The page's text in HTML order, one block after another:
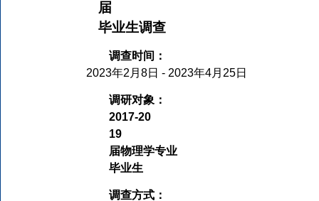
届
毕业生调查
调查时间：
2023年2 月8日- 2023年4月 25日
调研对象：
2017-20
19
届物理学专业
毕业生
调查方式：